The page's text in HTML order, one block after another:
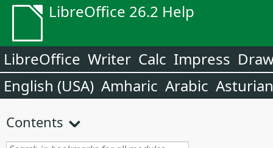
LibreOffice 26.2 Help
LibreOffice Writer Calc Impress
English (USA) Amharic Arabic Asturian
Contents